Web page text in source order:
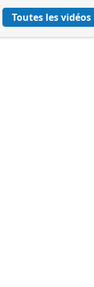
Toutes les vidéos